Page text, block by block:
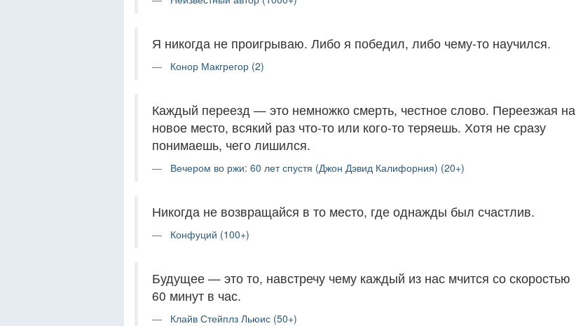
Я никогда не проигрываю. Либо я победил, либо чему-то научился.
Конор Макгрегор (2)
Каждый переезд — это немножко смерть, честное слово. Переезжая на
новое место, всякий раз что-то или кого-то теряешь. Хотя не сразу
понимаешь, чего лишился.
Вечером во ржи: 60 лет спустя (Джон Дэвид Калифорния) (20+)
Никогда не возвращайся в то место, где однажды был счастлив.
Конфуций (100+)
Будущее — это то, навстречу чему каждый из нас мчится со скоростью
60 минут в час.
Клайв Стейплз Льюис (50+)